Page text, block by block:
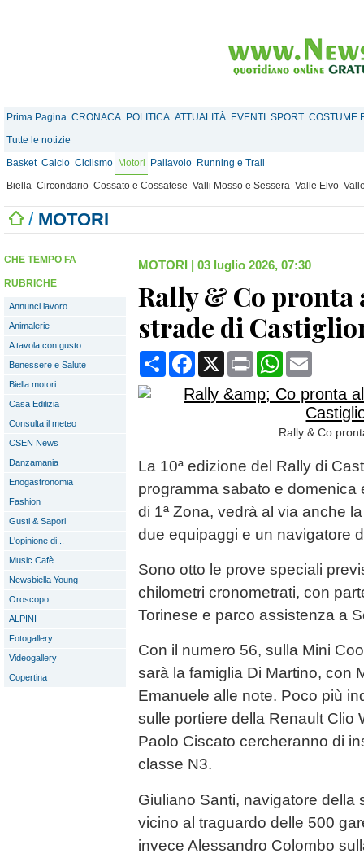
Prima Pagina CRONACA POLITICA ATTUALITÀ EVENTI SPORT COSTUME
Tutte le notizie
Basket Calcio Ciclismo Motori Pallavolo Running e Trail
Biella Circondario Cossato e Cossatese Valli Mosso e Sessera Valle Elvo
/ MOTORI
CHE TEMPO FA
RUBRICHE
Annunci lavoro
Animalerie
A tavola con gusto
Benessere e Salute
Biella motori
Casa Edilizia
Consulta il meteo
CSEN News
Danzamania
Enogastronomia
Fashion
Gusti & Sapori
L'opinione di...
Music Cafè
Newsbiella Young
Oroscopo
ALPINI
Fotogallery
Videogallery
Copertina
MOTORI | 03 luglio 2026, 07:30
Rally & Co pronta
strade di
CondividiFacebook
X Print WhatsApp
Rally & Co
La 10ª edizione del Rally di
programma sabato e domenica
di 1ª Zona, vedrà al via anche
due equipaggi e un navigatore
Sono otto le prove speciali
chilometri cronometrati, con
Torinese e parco assistenza a
Con il numero 56, sulla Mini
sarà la famiglia Di Martino, con
Emanuele alle note. Poco più
sulle portiere della Renault Clio
Paolo Ciscato cercheranno di
classe N3.
Giuliano Santi, navigatore della
vicino al traguardo delle 500
invece Alessandro Colombo